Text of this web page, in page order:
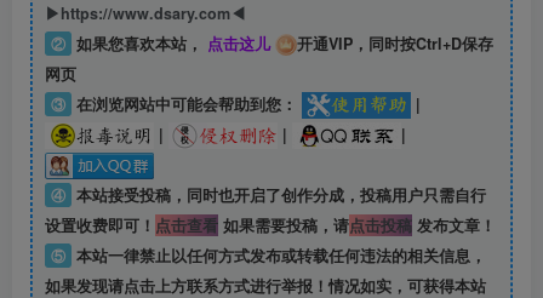
▶https://www.dsary.com◀
② 如果您喜欢本站， 点击这儿
开通VIP，同时按Ctrl+D保存
网页
③ 在浏览网站中可能会帮助到您：
|
|
| |
④ 本站接受投稿，同时也开启了创作分成，投稿用户只需自行
设置收费即可！ 点击查看如果需要投稿，请点击投稿发布文章！
⑤ 本站一律禁止以任何方式发布或转载任何违法的相关信息，
如果发现请点击上方联系方式进行举报！情况如实，可获得本站